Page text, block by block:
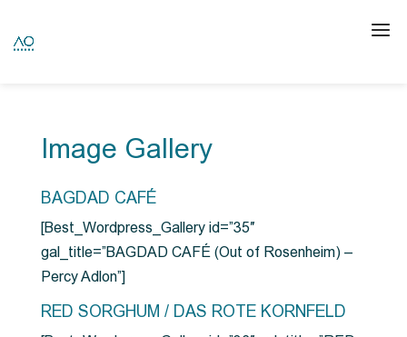
Image Gallery
BAGDAD CAFÉ
[Best_Wordpress_Gallery id=”35″
gal_title=”BAGDAD CAFÉ (Out of Rosenheim) –
Percy Adlon”]
RED SORGHUM / DAS ROTE KORNFELD